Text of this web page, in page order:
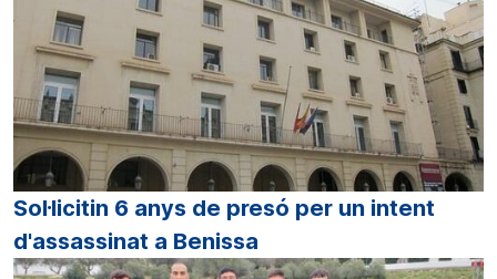
Sol·licitin 6 anys de presó per un intent
d'assassinat a Benissa